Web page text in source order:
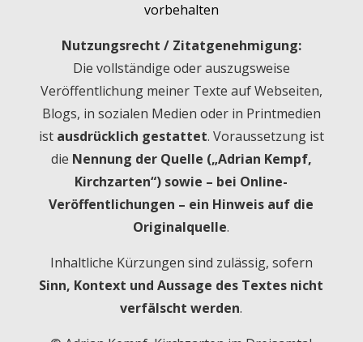
vorbehalten
Nutzungsrecht / Zitatgenehmigung:
Die vollständige oder auszugsweise
Veröffentlichung meiner Texte auf Webseiten,
Blogs, in sozialen Medien oder in Printmedien
ist ausdrücklich gestattet. Voraussetzung ist
die Nennung der Quelle („Adrian Kempf,
Kirchzarten“) sowie – bei Online-
Veröffentlichungen – ein Hinweis auf die
Originalquelle.
Inhaltliche Kürzungen sind zulässig, sofern
Sinn, Kontext und Aussage des Textes nicht
verfälscht werden.